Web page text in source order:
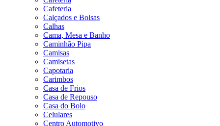
Cafeteria
Calçados e Bolsas
Calhas
Cama, Mesa e Banho
Caminhão Pipa
Camisas
Camisetas
Capotaria
Carimbos
Casa de Frios
Casa de Repouso
Casa do Bolo
Celulares
Centro Automotivo